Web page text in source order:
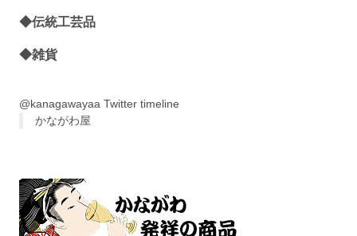
◆伝統工芸品
◆雑貨
@kanagawayaa Twitter timeline
かながわ屋